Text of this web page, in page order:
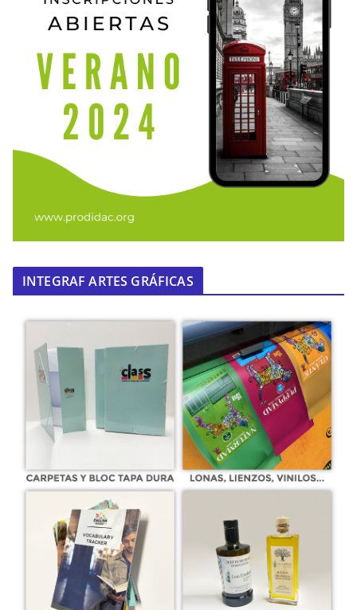
INTEGRAF ARTES GRÁFICAS